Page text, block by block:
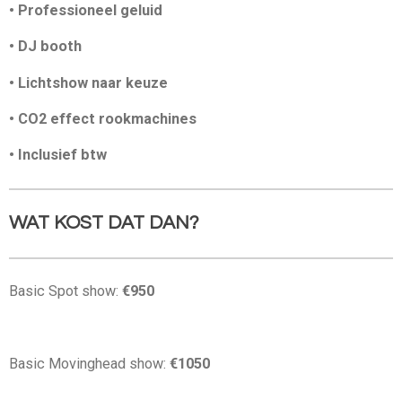
• Professioneel geluid
• DJ booth
• Lichtshow naar keuze
• CO2 effect rookmachines
• Inclusief btw
WAT KOST DAT DAN?
Basic Spot show: €950
Basic Movinghead show: €1050